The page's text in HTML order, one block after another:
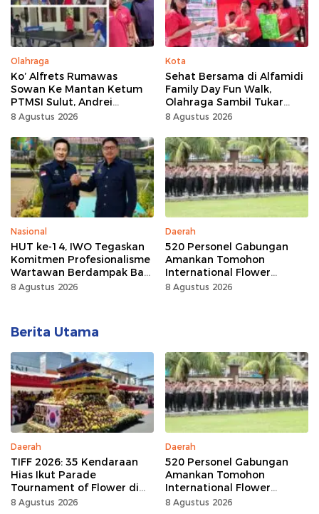
Olahraga
Ko’ Alfrets Rumawas
Sowan Ke Mantan Ketum
PTMSI Sulut, Andrei
Angouw
8 Agustus 2026
Kota
Sehat Bersama di Alfamidi
Family Day Fun Walk,
Olahraga Sambil Tukar
Sampah Demi Jaga Bumi
8 Agustus 2026
Nasional
HUT ke-14, IWO Tegaskan
Komitmen Profesionalisme
Wartawan Berdampak Bagi
Kebaikan Bangsa
8 Agustus 2026
Daerah
520 Personel Gabungan
Amankan Tomohon
International Flower
Festival
8 Agustus 2026
Berita Utama
Daerah
TIFF 2026: 35 Kendaraan
Hias Ikut Parade
Tournament of Flower di
Tomohon
8 Agustus 2026
Daerah
520 Personel Gabungan
Amankan Tomohon
International Flower
Festival
8 Agustus 2026